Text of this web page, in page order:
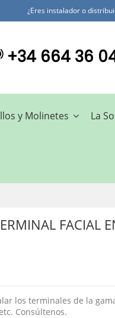
¿Eres instalador o
+34 664 36
y Molinetes La
FACIAL
los terminales de la
Consúltenos.